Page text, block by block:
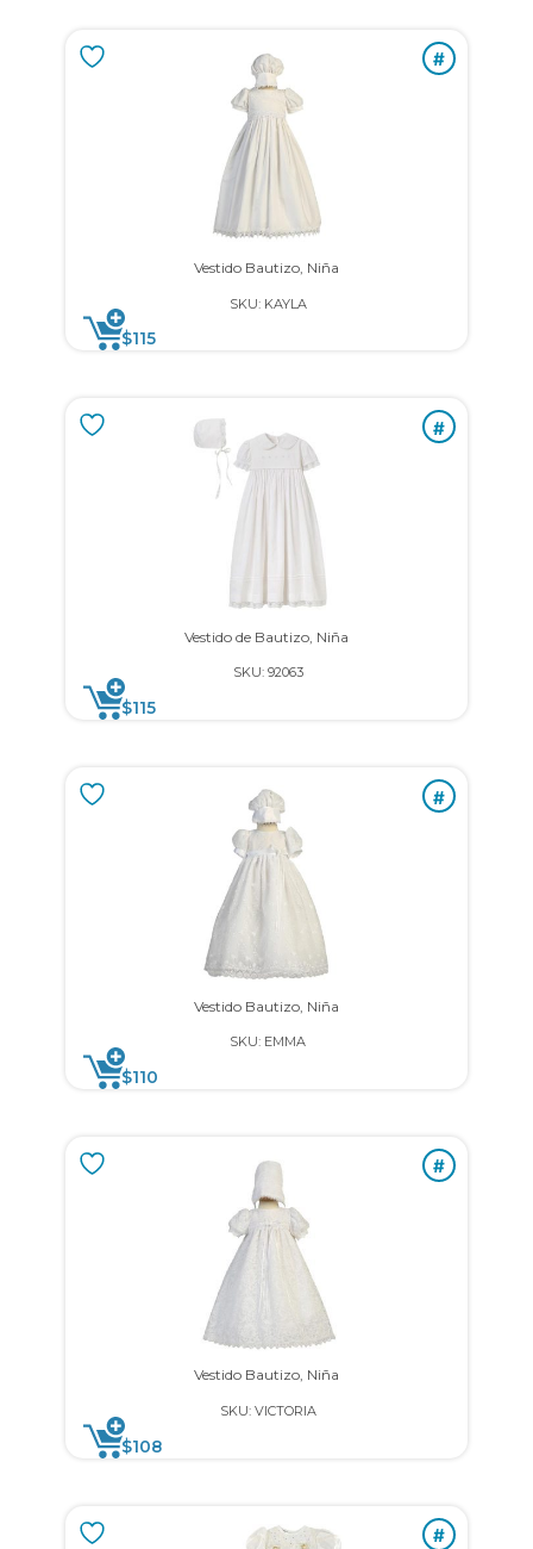
#
Vestido Bautizo, Niña
SKU: KAYLA
$115
#
Vestido de Bautizo, Niña
SKU: 92063
$115
#
Vestido Bautizo, Niña
SKU: EMMA
$110
#
Vestido Bautizo, Niña
SKU: VICTORIA
$108
#